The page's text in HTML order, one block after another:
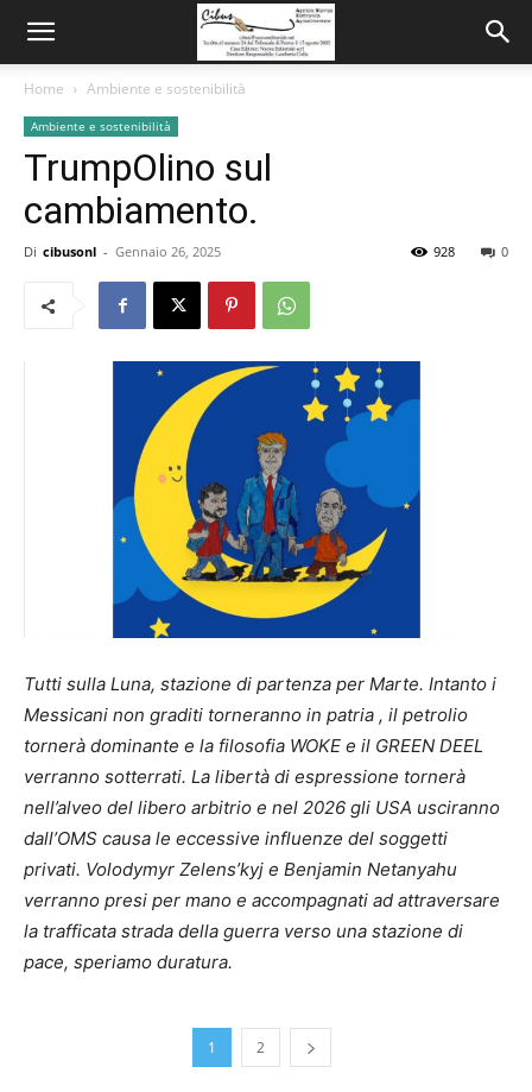
Home Ambiente e sostenibilità
Ambiente e sostenibilità
TrumpOlino sul
cambiamento.
Di cibusonl - Gennaio 26, 2025 0
928
Tutti sulla Luna, stazione di partenza per Marte. Intanto i
Messicani non graditi torneranno in patria , il petrolio
tornerà dominante e la filosofia WOKE e il GREEN DEEL
verranno sotterrati. La libertà di espressione tornerà
nell’alveo del libero arbitrio e nel 2026 gli USA usciranno
dall’OMS causa le eccessive influenze del soggetti
privati. Volodymyr Zelens’kyj e Benjamin Netanyahu
verranno presi per mano e accompagnati ad attraversare
la trafficata strada della guerra verso una stazione di
pace, speriamo duratura.
1 2